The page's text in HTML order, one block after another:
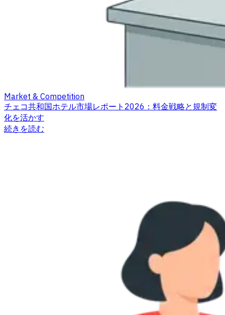
Market & Competition
チェコ共和国ホテル市場レポート2026：料金戦略と規制変
化を活かす
続きを読む